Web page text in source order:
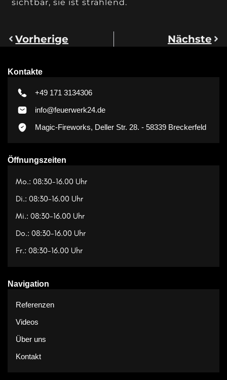
sichtbar, sie ist strahlend.
Vorherige Nächste
Kontakte
+49 171 3134306
info@feuerwerk24.de
Magic-Fireworks, Deller Str. 28. - 58339 Breckerfeld
Öffnungszeiten
Mo.: 08:30-16.00 Uhr
Di.: 08:30-16.00 Uhr
Mi.: 08:30-16.00 Uhr
Do.: 08:30-16.00 Uhr
Fr.: 08:30-16.00 Uhr
Navigation
Referenzen
Videos
Über uns
Kontakt